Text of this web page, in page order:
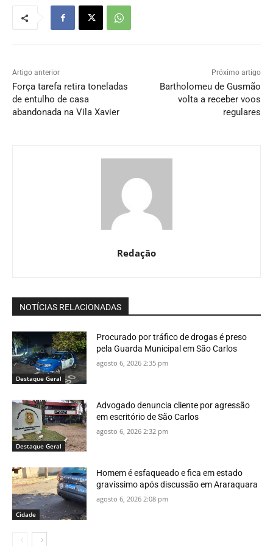
Artigo anterior
Força tarefa retira toneladas
de entulho de casa
abandonada na Vila Xavier
Próximo artigo
Bartholomeu de Gusmão
volta a receber voos
regulares
Redação
NOTÍCIAS RELACIONADAS
Destaque Geral
Procurado por tráfico de drogas é preso
pela Guarda Municipal em São Carlos
agosto 6, 2026 2:35 pm
Destaque Geral
Advogado denuncia cliente por agressão
em escritório de São Carlos
agosto 6, 2026 2:32 pm
Cidade
Homem é esfaqueado e fica em estado
gravíssimo após discussão em Araraquara
agosto 6, 2026 2:08 pm